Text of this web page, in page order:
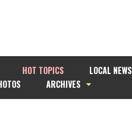
HOT TOPICS
LOCAL NEWS
ARCHIVES